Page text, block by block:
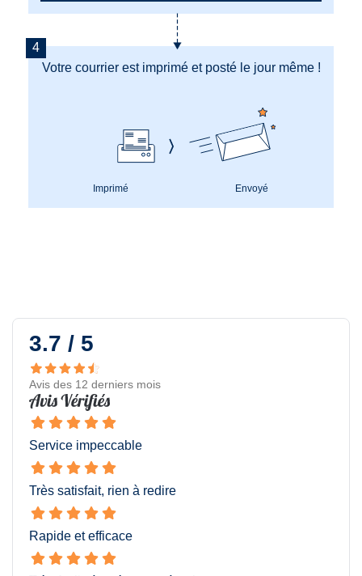
Votre courrier est imprimé et posté le jour même !
Imprimé Envoyé
3.7 / 5
Avis des 12 derniers mois
Service impeccable
Très satisfait, rien à redire
Rapide et efficace